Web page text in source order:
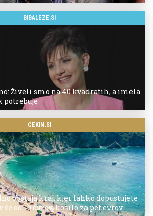
BIBALEZE.SI
Živeli smo na 40 kvadratih, a imela
potrebuje
CEKIN.SI
obstaja kraj, kjer lahko dopustujete
od 10 evrov, kosilo za pet evrov